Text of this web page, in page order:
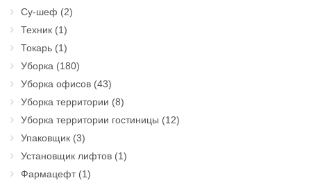
Су-шеф (2)
Техник (1)
Токарь (1)
Уборка (180)
Уборка офисов (43)
Уборка территории (8)
Уборка территории гостиницы (12)
Упаковщик (3)
Установщик лифтов (1)
Фармацефт(1)